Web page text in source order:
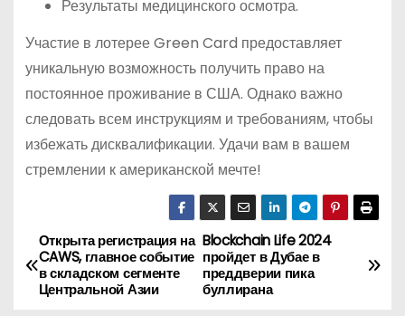
Результаты медицинского осмотра.
Участие в лотерее Green Card предоставляет
уникальную возможность получить право на
постоянное проживание в США. Однако важно
следовать всем инструкциям и требованиям, чтобы
избежать дисквалификации. Удачи вам в вашем
стремлении к американской мечте!
Н
а
Blockchain Life 2024
пройдет в Дубае в
преддверии пика
буллирана
Открыта регистрация на
CAWS, главное событие
в складском сегменте
Центральной Азии